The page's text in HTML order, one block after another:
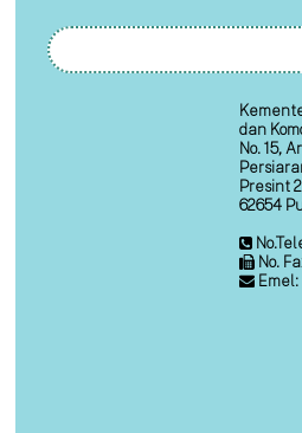
dan
No. 15,
Presint
62654
No.
Emel: